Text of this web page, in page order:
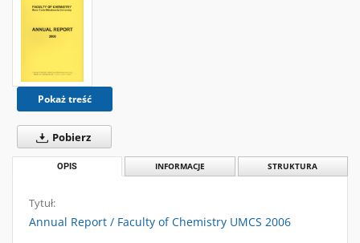
Pokaż treść
Pobierz
OPIS INFORMACJE STRUKTURA
Tytuł:
Annual Report / Faculty of Chemistry UMCS 2006